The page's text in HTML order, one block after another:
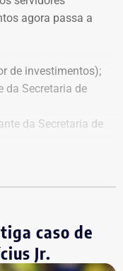
agora passa a
de investimentos);
da Secretaria de
da Secretaria de
do Corpo Técnico
garantir
caso de
Jr.